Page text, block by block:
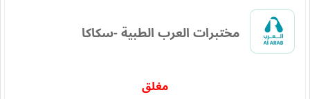
مختبرات العرب الطبية -سكاكا
مغلق